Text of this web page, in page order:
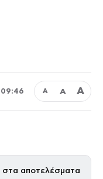
Α Α Α
αποτελέσματα